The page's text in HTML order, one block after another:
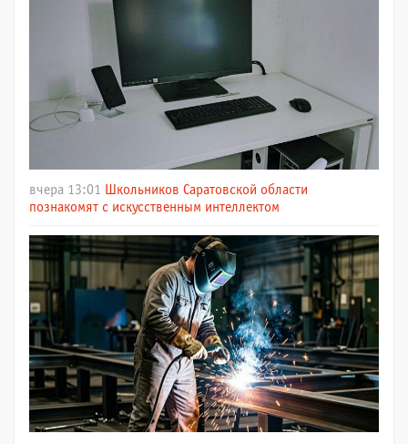
вчера 13:01
Школьников Саратовской области
познакомят с искусственным интеллектом